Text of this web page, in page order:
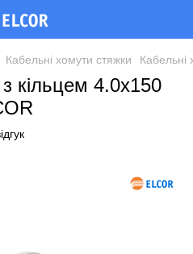
Кабельні хомути стяжки Кабельні
кільцем 4.0х150